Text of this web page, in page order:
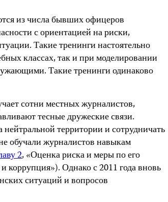
из числа бывших офицеров
с ориентацией на риски,
Такие тренинги настоятельно
классах, так и при моделировании
Такие тренинги одинаково
сотни местных журналистов,
тесные дружеские связи.
территории и сотрудничать
обучали журналистов навыкам
2, «Оценка риска и меры по его
коррупция»). Однако с 2011 года вновь
ситуаций и вопросов